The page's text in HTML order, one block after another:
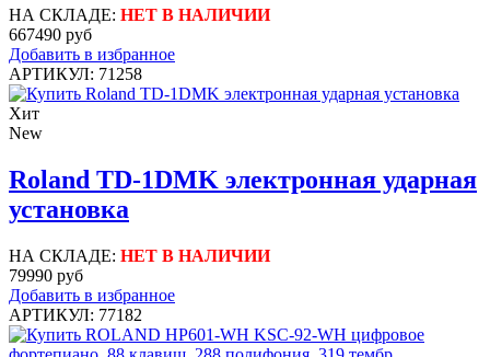
НА СКЛАДЕ: НЕТ В НАЛИЧИИ
667490 руб
Добавить в избранное
АРТИКУЛ: 71258
Хит
New
Roland TD-1DMK электронная ударная
установка
НА СКЛАДЕ: НЕТ В НАЛИЧИИ
79990 руб
Добавить в избранное
АРТИКУЛ: 77182